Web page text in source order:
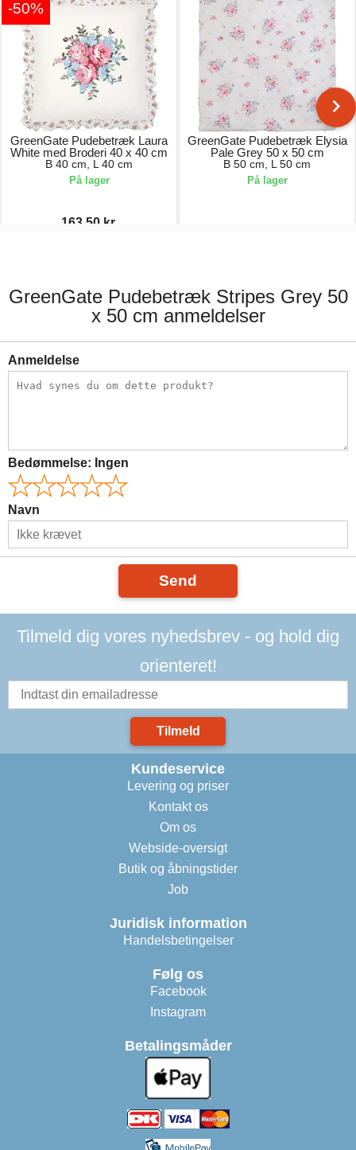
-50%
GreenGate Pudebetræk Laura
White med Broderi 40 x 40 cm
B 40 cm, L 40 cm
På lager
163,50 kr.
GreenGate Pudebetræk Elysia
Pale Grey 50 x 50 cm
B 50 cm, L 50 cm
På lager
GreenGate Pudebetræk Stripes Grey 50
x 50 cm anmeldelser
Anmeldelse
Bedømmelse: Ingen
Navn
Send
Tilmeld dig vores nyhedsbrev - og hold dig
orienteret!
Tilmeld
Kundeservice
Levering og priser
Kontakt os
Om os
Webside-oversigt
Butik og åbningstider
Job
Juridisk information
Handelsbetingelser
Følg os
Facebook
Instagram
Betalingsmåder